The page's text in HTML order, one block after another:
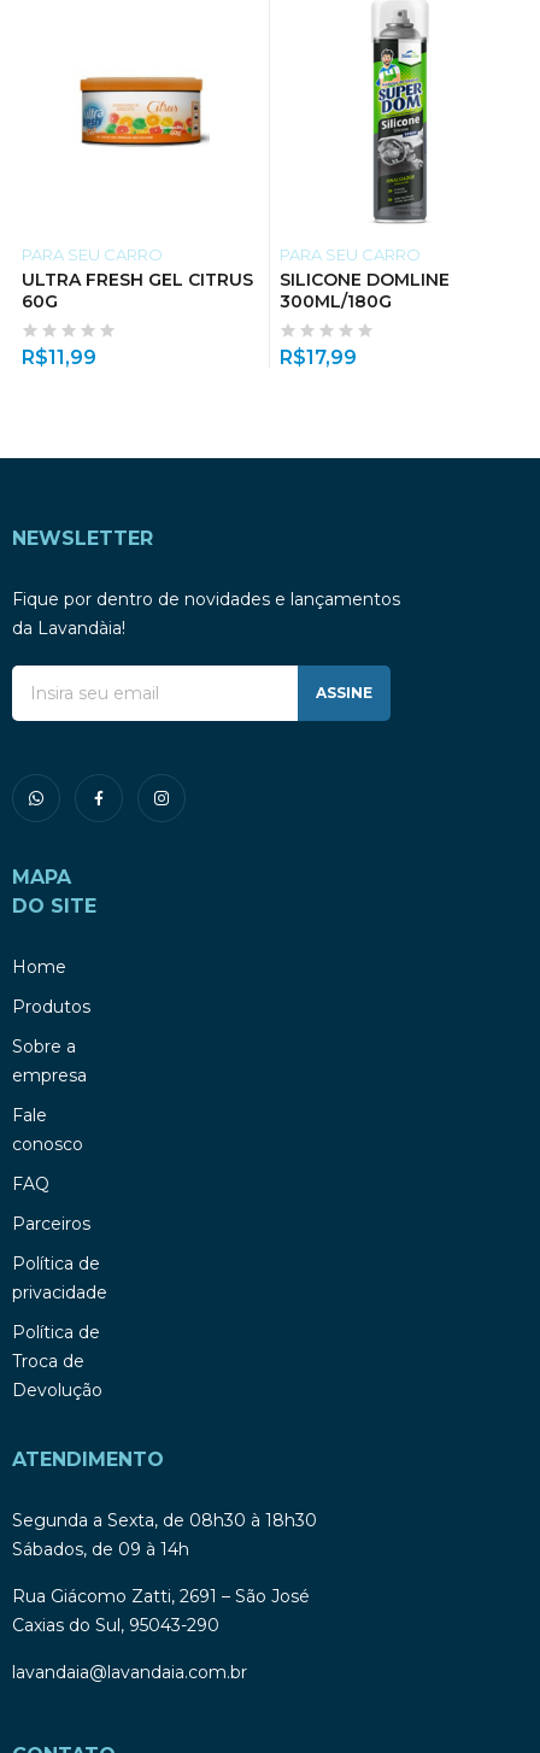
PARA SEU CARRO
ULTRA FRESH GEL CITRUS
60G
R$11,99
PARA SEU CARRO
SILICONE DOMLINE
300ML/180G
R$17,99
NEWSLETTER
Fique por dentro de novidades e lançamentos
da Lavandàia!
ASSINE
MAPA
DO SITE
Home
Produtos
Sobre a
empresa
Fale
conosco
FAQ
Parceiros
Política de
privacidade
Política de
Troca de
Devolução
ATENDIMENTO
Segunda a Sexta, de 08h30 à 18h30
Sábados, de 09 à 14h
Rua Giácomo Zatti, 2691 – São José
Caxias do Sul, 95043-290
lavandaia@lavandaia.com.br